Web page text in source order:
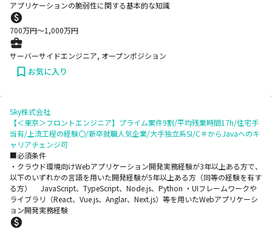
アプリケーションの脆弱性に関する基本的な知識
700万円〜1,000万円
サーバーサイドエンジニア, オープンポジション
お気に入り
Sky株式会社
【＜東京＞フロントエンジニア】プライム案件9割/平均残業時間17h/住宅手
当有/上流工程の経験〇/新卒就職人気企業/大手独立系SI/C＃からJavaへのキ
ャリアチェンジ可
■必須条件
・クラウド環境向けWebアプリケーション開発実務経験が3年以上ある方で、
以下のいずれかの言語を用いた開発経験が5年以上ある方（同等の経験を有す
る方） JavaScript、TypeScript、Node.js、Python ・UIフレームワークや
ライブラリ（React、Vue.js、Anglar、Next.js）等を用いたWebアプリケーシ
ョン開発実務経験